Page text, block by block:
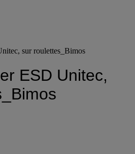
sur roulettes_Bimos
ESD Unitec,